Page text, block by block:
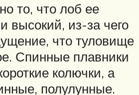
то, что лоб ее
высокий, из-за чего
что туловище
Спинные плавники
колючки, а
полулунные.